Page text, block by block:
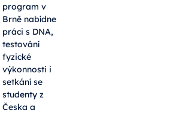
program v
Brně nabídne
práci s DNA,
testování
fyzické
výkonnosti i
setkání se
studenty z
Česka a